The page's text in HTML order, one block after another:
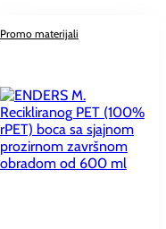
Promo materijali